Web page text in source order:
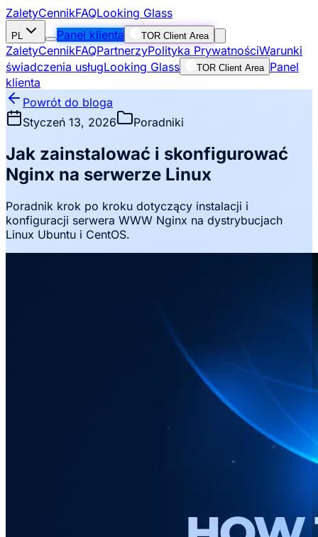
ZaletyCennikFAQLooking Glass
PL Panel klienta TOR Client Area
ZaletyCennikFAQPartnerzyPolityka PrywatnościWarunki
świadczenia usługLooking Glass TOR Client Area Panel
klienta
Powrót do bloga
Styczeń 13, 2026
Poradniki
Jak zainstalować i skonfigurować
Nginx na serwerze Linux
Poradnik krok po kroku dotyczący instalacji i
konfiguracji serwera WWW Nginx na dystrybucjach
Linux Ubuntu i CentOS.